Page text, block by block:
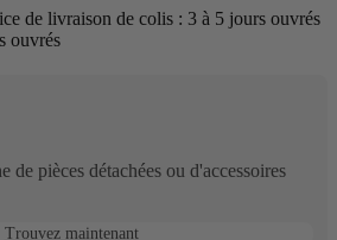
de livraison de colis : 3 à 5 jours ouvrés
ouvrés
de pièces détachées ou d'accessoires
Trouvez maintenant